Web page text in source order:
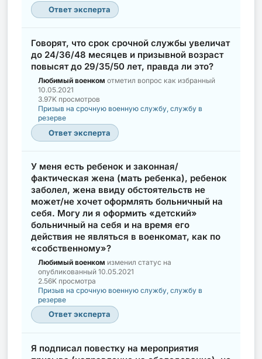
Ответ эксперта
Говорят, что срок срочной службы увеличат
до 24/36/48 месяцев и призывной возраст
повысят до 29/35/50 лет, правда ли это?
Любимый военком отметил вопрос как избранный
10.05.2021
3.97K просмотров
Призыв на срочную военную службу, службу в
резерве
Ответ эксперта
У меня есть ребенок и законная/
фактическая жена (мать ребенка), ребенок
заболел, жена ввиду обстоятельств не
может/не хочет оформлять больничный на
себя. Могу ли я оформить «детский»
больничный на себя и на время его
действия не являться в военкомат, как по
«собственному»?
Любимый военком изменил статус на
опубликованный 10.05.2021
2.56K просмотра
Призыв на срочную военную службу, службу в
резерве
Ответ эксперта
Я подписал повестку на мероприятия